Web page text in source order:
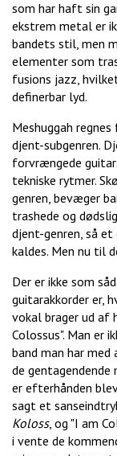
som har haft sin
ekstrem metal er
bandets stil, men
elementer som
fusions jazz,
definerbar lyd.
Meshuggah
djent-subgenren.
forvrængede
tekniske rytmer.
genren, bevæger
trashede og
djent-genren, så et
kaldes. Men nu til
Der er ikke som
guitarakkorder er,
vokal brager ud af
Colossus". Man er
band man har
de
er efterhånden
sagt et
Koloss, og "I am
i vente de